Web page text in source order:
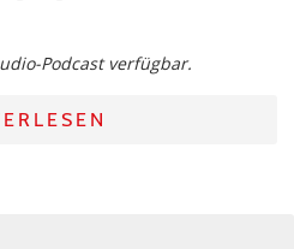
Podcast verfügbar.